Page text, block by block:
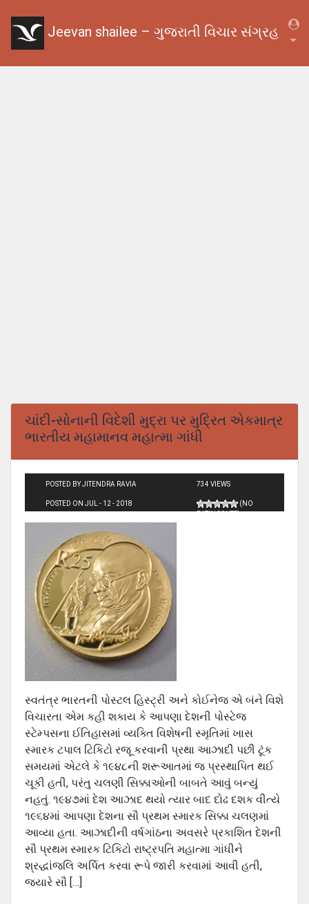
Jeevan shailee – ગુજરાતી વિચાર સંગ્રહ
ચાંદી-સોનાની વિદેશી મુદ્રા પર મુદ્રિત એકમાત્ર
ભારતીય મહામાનવ મહાત્મા ગાંધી
POSTED BY JITENDRA RAVIA
POSTED ON JUL - 12 - 2018
734 VIEWS
(NO
RATINGS YET)
સ્વતંત્ર ભારતની પોસ્ટલ હિસ્ટ્રી અને કોઈનેજ એ બંને વિશે
વિચારતા એમ કહી શકાય કે આપણા દેશની પોસ્ટેજ
સ્ટેમ્પસના ઈતિહાસમાં વ્યક્તિ વિશેષની સ્મૃતિમાં ખાસ
સ્મારક ટપાલ ટિકિટો રજૂ કરવાની પ્રથા આઝાદી પછી ટૂંક
સમયમાં એટલે કે ૧૯૪૮ની શરૂઆતમાં જ પ્રસ્થાપિત થઈ
ચૂકી હતી, પરંતુ ચલણી સિક્કાઓની બાબતે આવું બન્યું
નહતું. ૧૯૪૭માં દેશ આઝાદ થયો ત્યાર બાદ દોઢ દશક વીત્યે
૧૯૬૪માં આપણા દેશના સૌ પ્રથમ સ્મારક સિક્કા ચલણમાં
આવ્યા હતા. આઝાદીની વર્ષગાંઠના અવસરે પ્રકાશિત દેશની
સૌ પ્રથમ સ્મારક ટિકિટો રાષ્ટ્રપતિ મહાત્મા ગાંધીને
શ્રદ્ધાંજલિ અર્પિત કરવા રૂપે જારી કરવામાં આવી હતી,
જયારે સૌ […]